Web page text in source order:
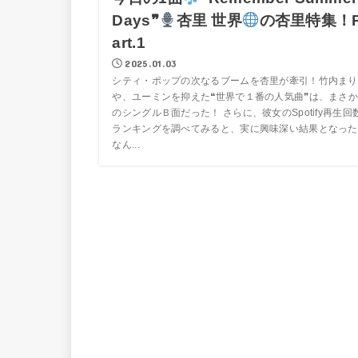
Days❞
杏里 世界
の杏里特集！
art.1
2025.01.03
シティ・ポップの次なるブームを杏里が牽引！竹内ま
や、ユーミンを抑えた❝世界で１番の人気曲❞は、まさか
のシングルＢ面だった！ さらに、彼女のSpotify再生回
ランキングを調べてみると、実に興味深い結果となった
なん...